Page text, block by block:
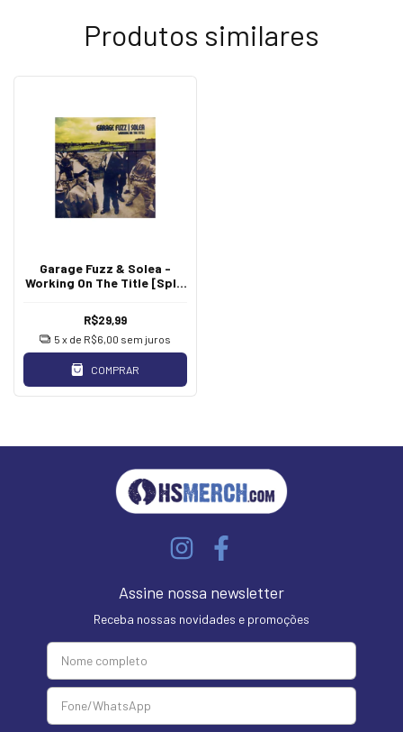
Produtos similares
Garage Fuzz & Solea -
Working On The Title [Split
R$29,99
5 x de R$6,00 sem juros
COMPRAR
Assine nossa newsletter
Receba nossas novidades e promoções